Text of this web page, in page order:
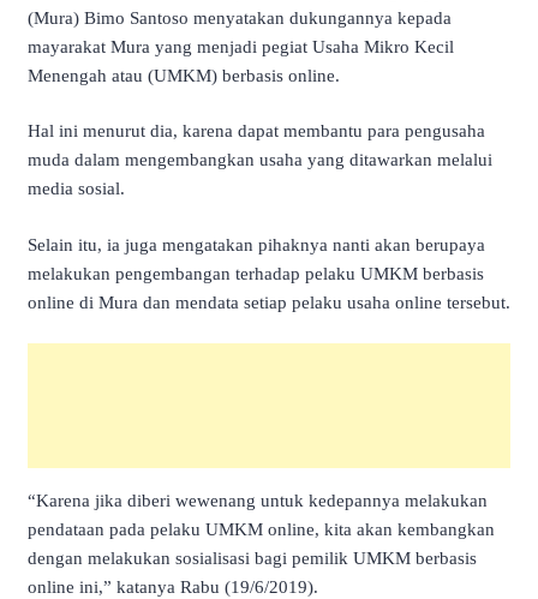
(Mura) Bimo Santoso menyatakan dukungannya kepada
mayarakat Mura yang menjadi pegiat Usaha Mikro Kecil
Menengah atau (UMKM) berbasis online.
Hal ini menurut dia, karena dapat membantu para pengusaha
muda dalam mengembangkan usaha yang ditawarkan melalui
media sosial.
Selain itu, ia juga mengatakan pihaknya nanti akan berupaya
melakukan pengembangan terhadap pelaku UMKM berbasis
online di Mura dan mendata setiap pelaku usaha online tersebut.
“Karena jika diberi wewenang untuk kedepannya melakukan
pendataan pada pelaku UMKM online, kita akan kembangkan
dengan melakukan sosialisasi bagi pemilik UMKM berbasis
online ini,” katanya Rabu (19/6/2019).